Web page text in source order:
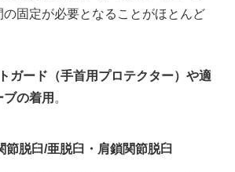
の固定が必要となることがほとんど
ガード（手首用プロテクター）や適
の着用 。
節脱臼/亜脱臼・肩鎖関節脱臼